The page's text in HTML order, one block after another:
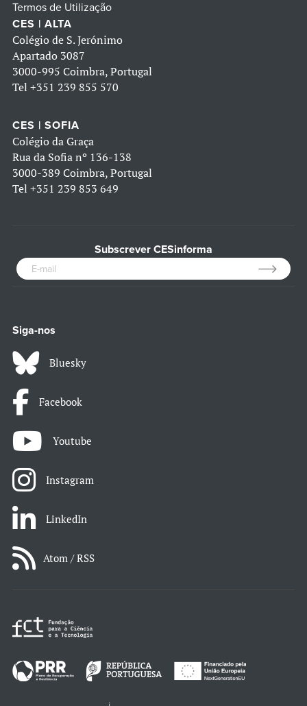
Termos de Utilização
CES | ALTA
Colégio de S. Jerónimo
Apartado 3087
3000-995 Coimbra, Portugal
Tel +351 239 855 570
CES | SOFIA
Colégio da Graça
Rua da Sofia nº 136-138
3000-389 Coimbra, Portugal
Tel +351 239 853 649
Subscrever CESinforma
Siga-nos
Bluesky
Facebook
Youtube
Instagram
LinkedIn
Atom / RSS